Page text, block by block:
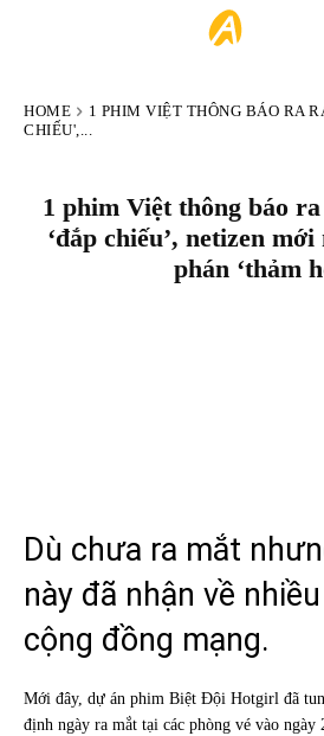
HOME
1 PHIM VIỆT THÔNG BÁO RA
CHIẾU',...
1 phim Việt thông báo
‘đắp chiếu’, netizen
phán ‘thảm
Dù chưa ra mắt
này đã nhận về
cộng đồng mạng.
Mới đây, dự án phim Biệt Đội Hotgirl đã
định ngày ra mắt tại các phòng vé vào ngày